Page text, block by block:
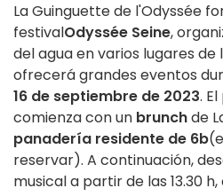
La Guinguette de l'Odyssée
festivalOdyssée Seine,
del agua en varios lugares de
ofrecerá grandes eventos
16 de septiembre de 2023.
comienza con un brunchde
panadería residente de 6b
reservar). A continuación,
musical a partir de las 13.30